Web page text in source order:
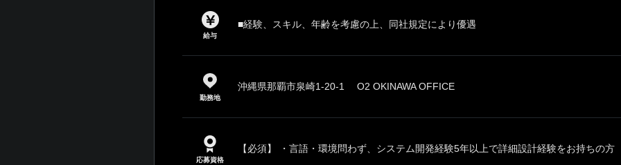
給与
■経験、スキル、年齢を考慮の上、同社規定により優遇
勤務地
沖縄県那覇市泉崎1-20-1 O2 OKINAWA OFFICE
応募資格
【必須】 ・言語・環境問わず、システム開発経験5年以上で詳細設計経験をお持ちの方